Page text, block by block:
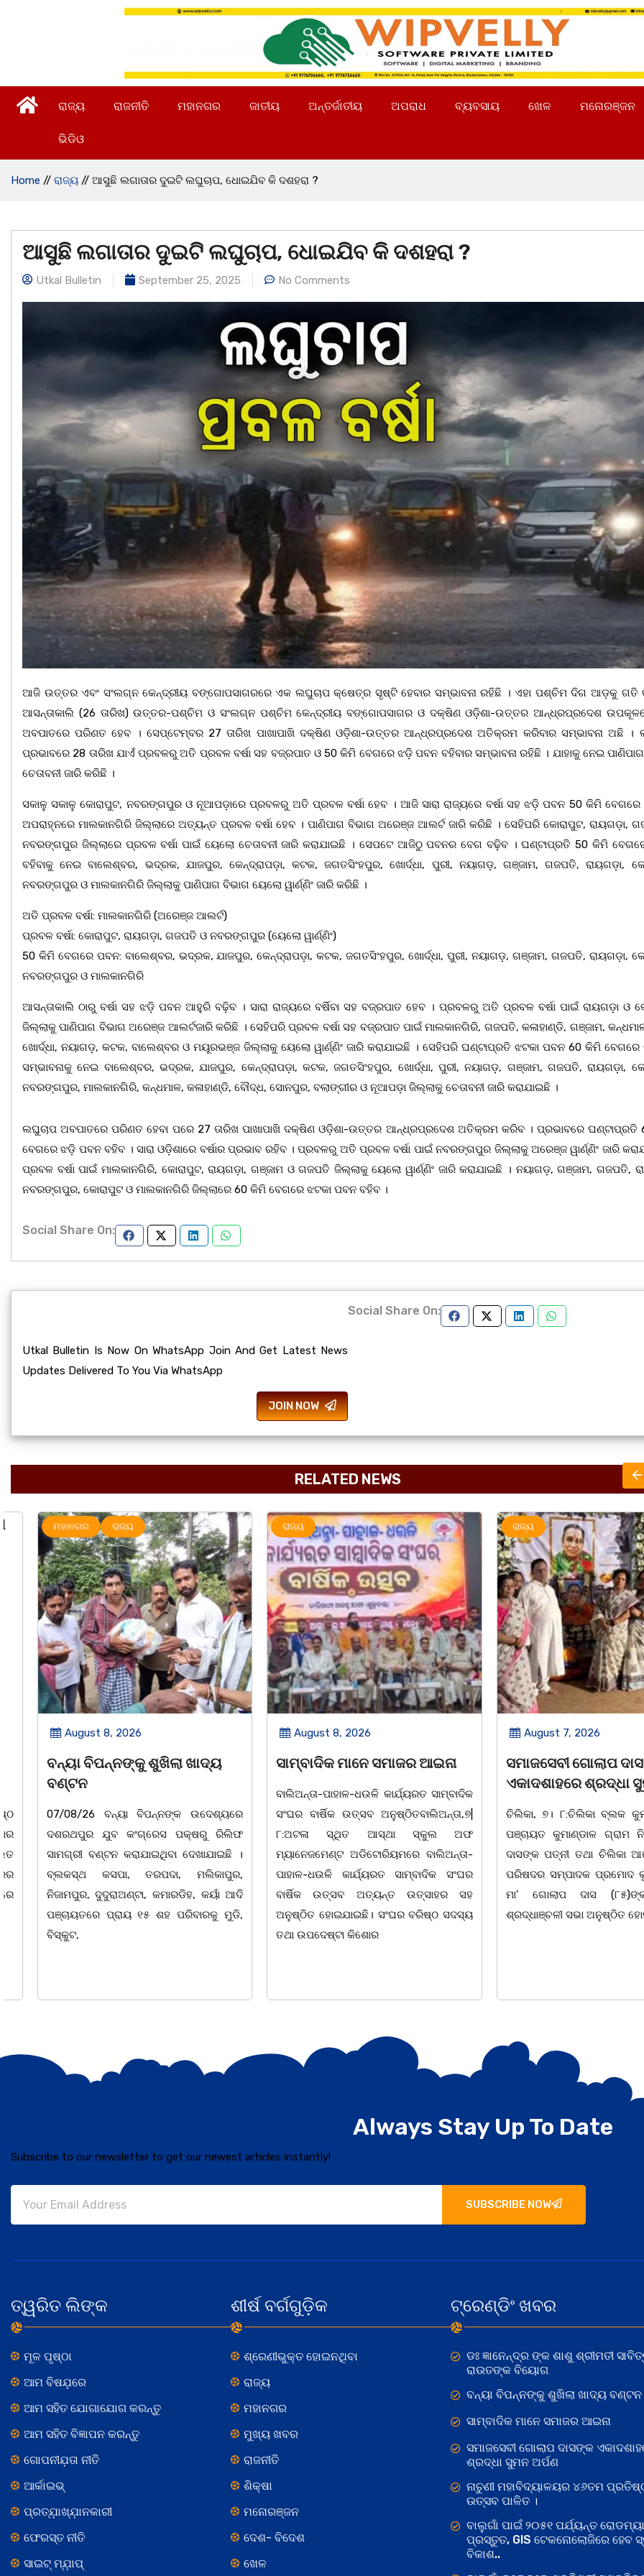
ରାଜ୍ୟ ରାଜନୀତି ମହାନଗର ଜାତୀୟ ଅନ୍ତର୍ଜାତୀୟ ଅପରାଧ ବ୍ୟବସାୟ ଖେଳ ମନୋରଞ୍ଜନ
ଭିଡିଓ
Home // ରାଜ୍ୟ // ଆସୁଛି ଲଗାତାର ଦୁଇଟି ଲଘୁଚାପ, ଧୋଇଯିବ କି ଦଶହରା ?
ଆସୁଛି ଲଗାତାର ଦୁଇଟି ଲଘୁଚାପ, ଧୋଇଯିବ କି ଦଶହରା ?
Utkal Bulletin September 25, 2025 No Comments
ଆଜି ଉତ୍ତର ଏବଂ ସଂଲଗ୍ନ କେନ୍ଦ୍ରୀୟ ବଙ୍ଗୋପସାଗରରେ ଏକ ଲଘୁଚାପ କ୍ଷେତ୍ର ସୃଷ୍ଟି ହେବାର ସମ୍ଭାବନା ରହିଛି । ଏହା ପଶ୍ଚିମ ଦିଗ ଆଡ଼କୁ ଗତି
ଆସନ୍ତାକାଲି (26 ତାରିଖ) ଉତ୍ତର-ପଶ୍ଚିମ ଓ ସଂଲଗ୍ନ ପଶ୍ଚିମ କେନ୍ଦ୍ରୀୟ ବଙ୍ଗୋପସାଗର ଓ ଦକ୍ଷିଣ ଓଡ଼ିଶା-ଉତ୍ତର ଆନ୍ଧ୍ରପ୍ରଦେଶ
ଅବପାତରେ ପରିଣତ ହେବ । ସେପ୍ଟେମ୍ବର 27 ତାରିଖ ପାଖାପାଖି ଦକ୍ଷିଣ ଓଡ଼ିଶା-ଉତ୍ତର ଆନ୍ଧ୍ରପ୍ରଦେଶ ଅତିକ୍ରମ କରିବାର ସମ୍ଭାବନା ଅଛି ।
ପ୍ରଭାବରେ 28 ତାରିଖ ଯାଏଁ ପ୍ରବଳରୁ ଅତି ପ୍ରବଳ ବର୍ଷା ସହ ବଜ୍ରପାତ ଓ 50 କିମି ବେଗରେ ଝଡ଼ି ପବନ ବହିବାର ସମ୍ଭାବନା ରହିଛି । ଯାହାକୁ ନେଇ
ଚେତାବନୀ ଜାରି କରିଛି ।
ସକାଳୁ ସକାଳୁ କୋରାପୁଟ, ନବରଙ୍ଗପୁର ଓ ନୂଆପଡ଼ାରେ ପ୍ରବଳରୁ ଅତି ପ୍ରବଳ ବର୍ଷା ହେବ । ଆଜି ସାରା ରାଜ୍ୟରେ ବର୍ଷା ସହ ଝଡ଼ି ପବନ 50 କିମି ବେଗରେ
ଅପରାହ୍ନରେ ମାଲକାନଗିରି ଜିଲ୍ଲାରେ ଅତ୍ୟନ୍ତ ପ୍ରବଳ ବର୍ଷା ହେବ । ପାଣିପାଗ ବିଭାଗ ଅରେଞ୍ଜ ଆଲର୍ଟ ଜାରି କରିଛି । ସେହିପରି କୋରାପୁଟ, ରାୟଗଡ଼ା,
ନବରଙ୍ଗପୁର ଜିଲ୍ଲାରେ ପ୍ରବଳ ବର୍ଷା ପାଇଁ ୟେଲୋ ଚେତାବନୀ ଜାରି କରାଯାଇଛି । ସେପଟେ ଆଜିଠୁ ପବନର ବେଗ ବଢ଼ିବ । ଘଣ୍ଟାପ୍ରତି 50 କିମି
ବହିବାକୁ ନେଇ ବାଲେଶ୍ବର, ଭଦ୍ରକ, ଯାଜପୁର, କେନ୍ଦ୍ରାପଡ଼ା, କଟକ, ଜଗତସିଂହପୁର, ଖୋର୍ଦ୍ଧା, ପୁରୀ, ନୟାଗଡ଼, ଗଞ୍ଜାମ, ଗଜପତି, ରାୟଗଡ଼ା,
ନବରଙ୍ଗପୁର ଓ ମାଲକାନଗିରି ଜିଲ୍ଲାକୁ ପାଣିପାଗ ବିଭାଗ ୟେଲୋ ୱାର୍ଣ୍ଣିଂ ଜାରି କରିଛି ।
ଅତି ପ୍ରବଳ ବର୍ଷା: ମାଲକାନଗିରି (ଅରେଞ୍ଜ ଆଲର୍ଟ)
ପ୍ରବଳ ବର୍ଷା: କୋରାପୁଟ, ରାୟଗଡ଼ା, ଗଜପତି ଓ ନବରଙ୍ଗପୁର (ୟେଲୋ ୱାର୍ଣ୍ଣିଂ)
50 କିମି ବେଗରେ ପବନ: ବାଲେଶ୍ବର, ଭଦ୍ରକ, ଯାଜପୁର, କେନ୍ଦ୍ରାପଡ଼ା, କଟକ, ଜଗତସିଂହପୁର, ଖୋର୍ଦ୍ଧା, ପୁରୀ, ନୟାଗଡ଼, ଗଞ୍ଜାମ, ଗଜପତି, ରାୟଗଡ଼ା,
ନବରଙ୍ଗପୁର ଓ ମାଲକାନଗିରି
ଆସନ୍ତାକାଲି ଠାରୁ ବର୍ଷା ସହ ଝଡ଼ି ପବନ ଆହୁରି ବଢ଼ିବ । ସାରା ରାଜ୍ୟରେ ବର୍ଷିବା ସହ ବଜ୍ରପାତ ହେବ । ପ୍ରବଳରୁ ଅତି ପ୍ରବଳ ବର୍ଷା ପାଇଁ ରାୟଗଡ଼ା ଓ
ଜିଲ୍ଲାକୁ ପାଣିପାଗ ବିଭାଗ ଅରେଞ୍ଜ ଆଲର୍ଟଜାରି କରିଛି । ସେହିପରି ପ୍ରବଳ ବର୍ଷା ସହ ବଜ୍ରପାତ ପାଇଁ ମାଲକାନଗିରି, ଗଜପତି, କଳାହାଣ୍ଡି, ଗଞ୍ଜାମ,
ଖୋର୍ଦ୍ଧା, ନୟାଗଡ଼, କଟକ, ବାଲେଶ୍ବର ଓ ମୟୂରଭଞ୍ଜ ଜିଲ୍ଲାକୁ ୟେଲୋ ୱାର୍ଣ୍ଣିଂ ଜାରି କରାଯାଇଛି । ସେହିପରି ଘଣ୍ଟାପ୍ରତି ଝଟକା ପବନ 60 କିମି ବେଗରେ
ସମ୍ଭାବନାକୁ ନେଇ ବାଲେଶ୍ବର, ଭଦ୍ରକ, ଯାଜପୁର, କେନ୍ଦ୍ରାପଡ଼ା, କଟକ, ଜଗତସିଂହପୁର, ଖୋର୍ଦ୍ଧା, ପୁରୀ, ନୟାଗଡ଼, ଗଞ୍ଜାମ, ଗଜପତି, ରାୟଗଡ଼ା,
ନବରଙ୍ଗପୁର, ମାଲକାନଗିରି, କନ୍ଧମାଳ, କଳାହାଣ୍ଡି, ବୌଦ୍ଧ, ସୋନପୁର, ବଲାଙ୍ଗୀର ଓ ନୂଆପଡ଼ା ଜିଲ୍ଲାକୁ ଚେତାବନୀ ଜାରି କରାଯାଇଛି ।
ଲଘୁଚାପ ଅବପାତରେ ପରିଣତ ହେବା ପରେ 27 ତାରିଖ ପାଖାପାଖି ଦକ୍ଷିଣ ଓଡ଼ିଶା-ଉତ୍ତର ଆନ୍ଧ୍ରପ୍ରଦେଶ ଅତିକ୍ରମ କରିବ । ପ୍ରଭାବରେ ଘଣ୍ଟାପ୍ରତି
ବେଗରେ ଝଡ଼ି ପବନ ବହିବ । ସାରା ଓଡ଼ିଶାରେ ବର୍ଷାର ପ୍ରଭାବ ରହିବ । ପ୍ରବଳରୁ ଅତି ପ୍ରବଳ ବର୍ଷା ପାଇଁ ନବରଙ୍ଗପୁର ଜିଲ୍ଲାକୁ ଅରେଞ୍ଜ ୱାର୍ଣ୍ଣିଂ ଜାରି
ପ୍ରବଳ ବର୍ଷା ପାଇଁ ମାଲକାନଗିରି, କୋରାପୁଟ, ରାୟଗଡ଼ା, ଗଞ୍ଜାମ ଓ ଗଜପତି ଜିଲ୍ଲାକୁ ୟେଲୋ ୱାର୍ଣ୍ଣିଂ ଜାରି କରାଯାଇଛି । ନୟାଗଡ଼, ଗଞ୍ଜାମ, ଗଜପତି,
ନବରଙ୍ଗପୁର, କୋରାପୁଟ ଓ ମାଲକାନଗିରି ଜିଲ୍ଲାରେ 60 କିମି ବେଗରେ ଝଟକା ପବନ ବହିବ ।
Social Share On:
Utkal Bulletin Is Now On WhatsApp Join And Get Latest News
Updates Delivered To You Via WhatsApp
JOIN NOW
Social Share On:
RELATED NEWS
ମହାନଗର ରାଜ୍ୟ
August 8, 2026
ବନ୍ୟା ବିପନ୍ନଙ୍କୁ ଶୁଖିଲା ଖାଦ୍ୟ
ବଣ୍ଟନ
07/08/26 ବନ୍ୟା ବିପନ୍ନଙ୍କ ଉଦେଶ୍ୟରେ
ଦଶରଥପୁର ଯୁବ କଂଗ୍ରେସ ପକ୍ଷରୁ ରିଲିଫ
ସାମଗ୍ରୀ ବଣ୍ଟନ କରାଯାଇଥିବା ଦେଖାଯାଇଛି ।
ବ୍ଲକସ୍ଥ କସପା, ତରପଦା, ମଲିକାପୁର,
ନିଜାମପୁର, ଦୁଦୁରାଅଣ୍ଟା, କମାରଡିହ, କୟାଁ ଆଦି
ପଞ୍ଚାୟତରେ ପ୍ରାୟ ୧୫ ଶହ ପରିବାରକୁ ମୁଡି,
ବିସ୍କୁଟ,
ରାଜ୍ୟ
August 8, 2026
ସାମ୍ବାଦିକ ମାନେ ସମାଜର ଆଇନା
ବାଲିଅନ୍ତା-ପାହାଳ-ଧଉଳି କାର୍ଯ୍ୟରତ ସାମ୍ବାଦିକ
ସଂଘର ବାର୍ଷିକ ଉତ୍ସବ ଅନୁଷ୍ଠିତବାଲିଅନ୍ତା,୭|
୮:ଅଟଳା ସ୍ଥିତ ଆସ୍ଥା ସ୍କୁଲ ଅଫ
ମ୍ୟାନେଜମେଣ୍ଟ ଅଡିଟୋରିୟମରେ ବାଲିଅନ୍ତା-
ପାହାଳ-ଧଉଳି କାର୍ଯ୍ୟରତ ସାମ୍ବାଦିକ ସଂଘର
ବାର୍ଷିକ ଉତ୍ସବ ଅତ୍ୟନ୍ତ ଉତ୍ସାହର ସହ
ଅନୁଷ୍ଠିତ ହୋଇଯାଇଛି। ସଂଘର ବରିଷ୍ଠ ସଦସ୍ୟ
ତଥା ଉପଦେଷ୍ଟା କିଶୋର
ରାଜ୍ୟ
August 7, 2026
ସମାଜସେବୀ ଗୋଲାପ ଦାସଙ୍କ
ଏକାଦଶାହରେ ଶ୍ରଦ୍ଧା ସୁମନ
ଚିଲିକା, ୭। ୮:ଚିଲିକା ବ୍ଲକ
ପଞ୍ଚାୟତ କୁମାଣ୍ଡାଳ ଗ୍ରାମ ନିବାସୀ
ଦାସଙ୍କ ପତ୍ନୀ ତଥା ଚିଲିକା
ପରିଷଦର ସମ୍ପାଦକ ପ୍ରମୋଦ କୁମାର
ମା' ଗୋଲାପ ଦାସ (୮୫)ଙ୍କ
ଶ୍ରଦ୍ଧାଞ୍ଚଳୀ ସଭା ଅନୁଷ୍ଠିତ ହୋଇଥିଲା
Always Stay Up To Date
Subscribe to our newsletter to get our newest articles instantly!
SUBSCRIBE NOW
ତ୍ୱରିତ ଲିଙ୍କ
ମୂଳ ପୃଷ୍ଠା
ଆମ ବିଷଯ଼ରେ
ଆମ ସହିତ ଯୋଗାଯୋଗ କରନ୍ତୁ
ଆମ ସହିତ ବିଜ୍ଞାପନ କରନ୍ତୁ
ଗୋପନୀଯ଼ତା ନୀତି
ଆର୍କାଇଭ୍
ପ୍ରତ୍ଯ଼ାଖ୍ଯ଼ାନକାରୀ
ଫେରସ୍ତ ନୀତି
ସାଇଟ୍ ମ୍ଯ଼ାପ୍
ଶୀର୍ଷ ବର୍ଗଗୁଡ଼ିକ
ଶ୍ରେଣୀଭୁକ୍ତ ହୋଇନଥିବା
ରାଜ୍ୟ
ମହାନଗର
ମୁଖ୍ୟ ଖବର
ରାଜନୀତି
ଶିକ୍ଷା
ମନୋରଞ୍ଜନ
ଦେଶ- ବିଦେଶ
ଖେଳ
ଟ୍ରେଣ୍ଡିଂ ଖବର
ଡଃ ଜ୍ଞାନେନ୍ଦ୍ର ଙ୍କ ଶାଶୁ ଶ୍ରୀମତୀ
ରାଉତଙ୍କ ବିୟୋଗ
ବନ୍ୟା ବିପନ୍ନଙ୍କୁ ଶୁଖିଲା ଖାଦ୍ୟ ବଣ୍ଟନ
ସାମ୍ବାଦିକ ମାନେ ସମାଜର ଆଇନା
ସମାଜସେବୀ ଗୋଲାପ ଦାସଙ୍କ
ଶ୍ରଦ୍ଧା ସୁମନ ଅର୍ପଣ
ନାଚୁଣୀ ମହାବିଦ୍ୟାଳୟର ୪୬ତମ
ଉତ୍ସବ ପାଳିତ ।
ବାଲୁଗାଁ ପାଇଁ ୨୦୫୧ ପର୍ଯ୍ୟନ୍ତ
ପ୍ରସ୍ତୁତ, GIS ଟେକନୋଲୋଜିରେ ହେବ
ବିକାଶ..